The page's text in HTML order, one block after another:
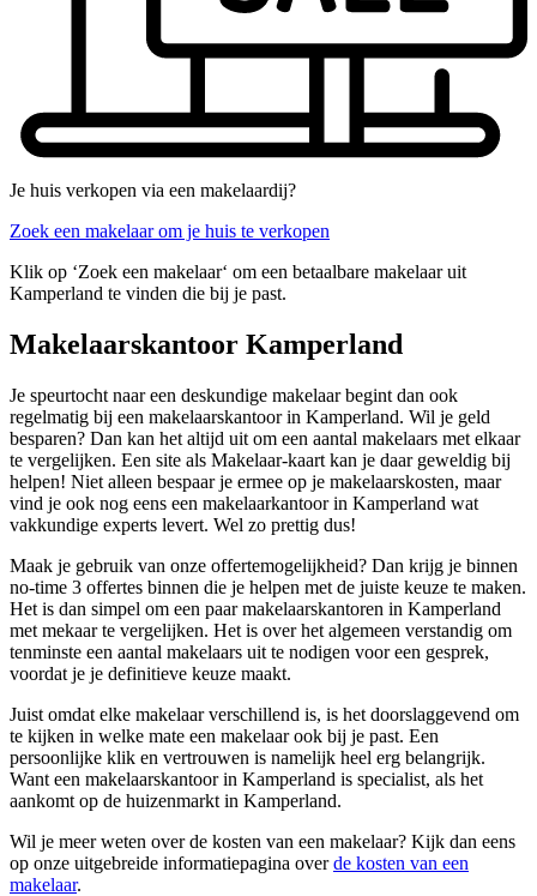
Je huis verkopen via een makelaardij?
Zoek een makelaar om je huis te verkopen
Klik op ‘Zoek een makelaar‘ om een betaalbare makelaar uit
Kamperland te vinden die bij je past.
Makelaarskantoor Kamperland
Je speurtocht naar een deskundige makelaar begint dan ook
regelmatig bij een makelaarskantoor in Kamperland. Wil je geld
besparen? Dan kan het altijd uit om een aantal makelaars met elkaar
te vergelijken. Een site als Makelaar-kaart kan je daar geweldig bij
helpen! Niet alleen bespaar je ermee op je makelaarskosten, maar
vind je ook nog eens een makelaarkantoor in Kamperland wat
vakkundige experts levert. Wel zo prettig dus!
Maak je gebruik van onze offertemogelijkheid? Dan krijg je binnen
no-time 3 offertes binnen die je helpen met de juiste keuze te maken.
Het is dan simpel om een paar makelaarskantoren in Kamperland
met mekaar te vergelijken. Het is over het algemeen verstandig om
tenminste een aantal makelaars uit te nodigen voor een gesprek,
voordat je je definitieve keuze maakt.
Juist omdat elke makelaar verschillend is, is het doorslaggevend om
te kijken in welke mate een makelaar ook bij je past. Een
persoonlijke klik en vertrouwen is namelijk heel erg belangrijk.
Want een makelaarskantoor in Kamperland is specialist, als het
aankomt op de huizenmarkt in Kamperland.
Wil je meer weten over de kosten van een makelaar? Kijk dan eens
op onze uitgebreide informatiepagina overde kosten van een
makelaar.